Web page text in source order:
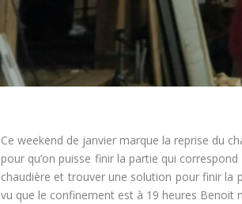
Ce weekend de janvier marque la reprise du
pour qu’on puisse finir la partie qui
chaudière et trouver une solution pour finir la
vu que le confinement est à 19 heures Benoit